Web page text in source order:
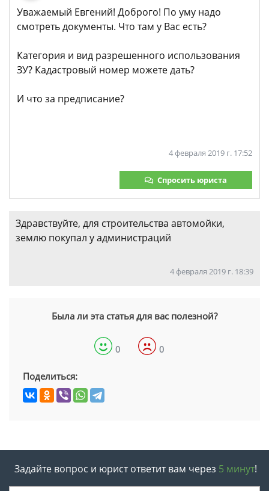
Уважаемый Евгений! Доброго! По уму надо
смотреть документы. Что там у Вас есть?
Категория и вид разрешенного использования
ЗУ? Кадастровый номер можете дать?
И что за предписание?
4 февраля 2019 г. 17:52
Спросить юриста
Здравствуйте, для строительства автомойки,
землю покупал у администраций
4 февраля 2019 г. 18:39
Была ли эта статья для вас полезной?
0 0
Поделиться:
Задайте вопрос и юрист ответит вам через 5 минут!